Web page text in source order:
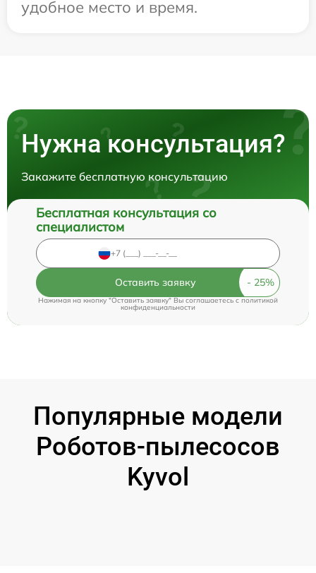
удобное место и время.
Нужна консультация?
Закажите бесплатную консультацию
Бесплатная консультация со
специалистом
Оставить заявку
Нажимая на кнопку "Оставить заявку" Вы соглашаетесь cполитикой
конфиденциальности
Популярные модели
Роботов-пылесосов
Kyvol